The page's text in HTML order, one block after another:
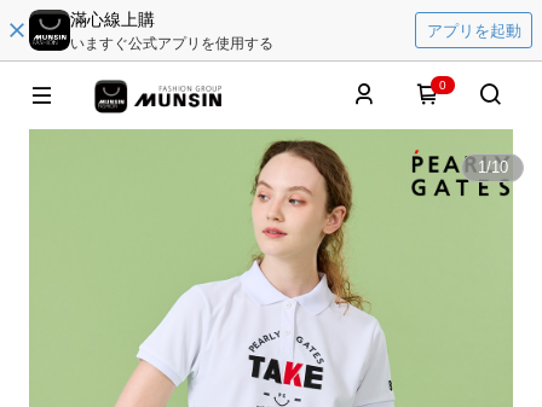
滿心線上購
いますぐ公式アプリを使用する
アプリを起動
0
1/10